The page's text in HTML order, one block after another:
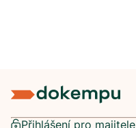
Přihlášení pro majitele